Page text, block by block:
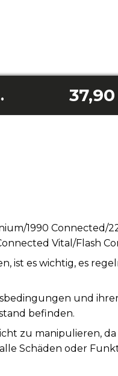
Vital/Flash Connected/Perfect&Clean
1990 Connected/
Vital/Flash
ist es wichtig, es
und
befinden.
zu manipulieren,
Schäden oder